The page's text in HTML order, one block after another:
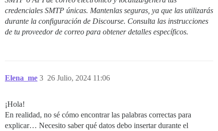
credenciales SMTP únicas. Mantenlas seguras, ya que las utilizarás
durante la configuración de Discourse. Consulta las instrucciones
de tu proveedor de correo para obtener detalles específicos.
Elena_me 26 Julio, 2024 11:06
3
¡Hola!
En realidad, no sé cómo encontrar las palabras correctas para
explicar… Necesito saber qué datos debo insertar durante el